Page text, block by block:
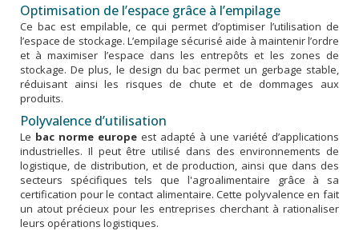
Optimisation de l’espace grâce à l’empilage
Ce bac est empilable, ce qui permet d’optimiser l’utilisation de
l’espace de stockage. L’empilage sécurisé aide à maintenir l’ordre
et à maximiser l’espace dans les entrepôts et les zones de
stockage. De plus, le design du bac permet un gerbage stable,
réduisant ainsi les risques de chute et de dommages aux
produits.
Polyvalence d’utilisation
Le bac norme europe est adapté à une variété d’applications
industrielles. Il peut être utilisé dans des environnements de
logistique, de distribution, et de production, ainsi que dans des
secteurs spécifiques tels que l'agroalimentaire grâce à sa
certification pour le contact alimentaire. Cette polyvalence en fait
un atout précieux pour les entreprises cherchant à rationaliser
leurs opérations logistiques.